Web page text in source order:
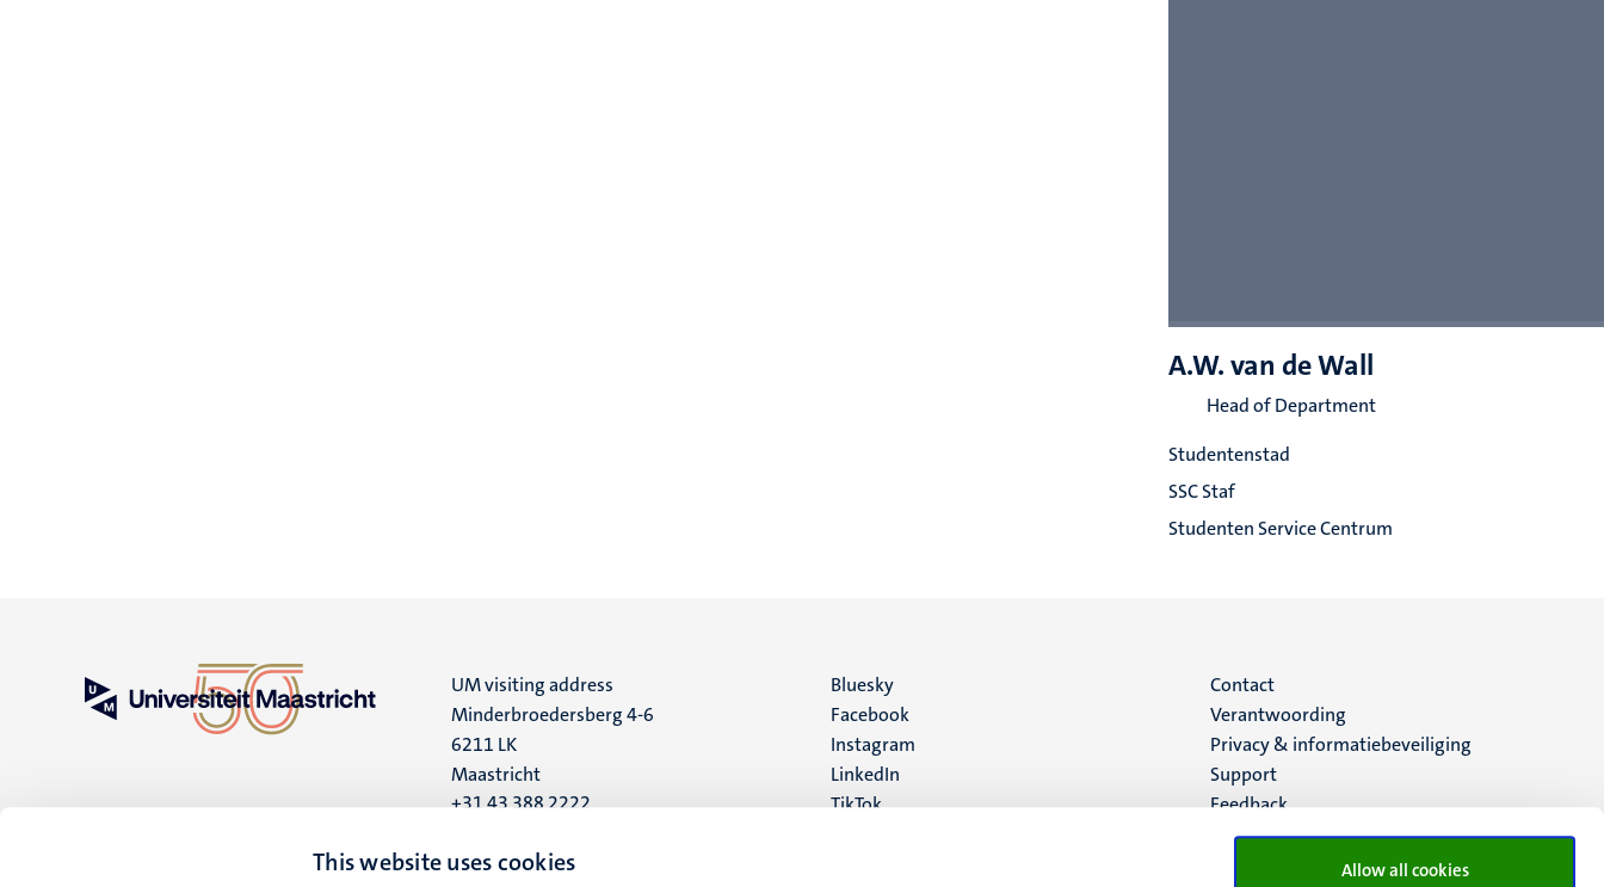
This website uses cookies Allow all cookies
A.W. van de Wall
Head of Department
Studentenstad
SSC Staf
Studenten Service Centrum
UM visiting address
Minderbroedersberg 4-6
6211 LK
Maastricht
+31 43 388 2222
UM postal address
Social
media
Bluesky
Facebook
Instagram
LinkedIn
TikTok
Menu
footer
(NL)
Contact
Verantwoording
Privacy & informatiebeveiliging
Support
Feedback